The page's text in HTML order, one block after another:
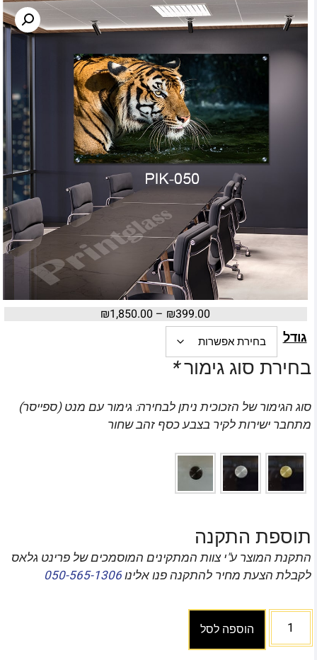
₪399.00
–
₪1,850.00
גודל
בחירת סוג גימור*
סוג הגימור של הזכוכית ניתן לבחירה: גימור עם מנט (ספייסר)
מתחבר ישירות לקיר בצבע כסף זהב שחור
תוספת התקנה
התקנת המוצר ע"י צוות המתקינים המוסמכים של פרינט גלאס
לקבלת הצעת מחיר להתקנה פנו אלינו050-565-1306
הוספה לסל